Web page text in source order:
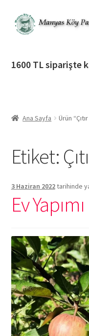
Dolaşıma
geç
İçeriğe
geç
İletişim
1600 TL siparişte
Ana Sayfa Ürün
Etiket:
3 Haziran 2022tarihinde
Ev